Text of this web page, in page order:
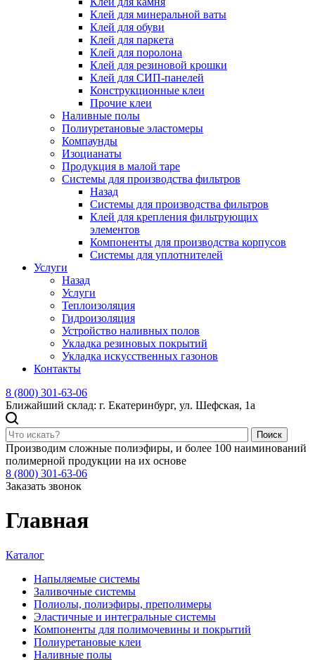
Клей для минеральной ваты
Клей для обуви
Клей для паркета
Клей для поролона
Клей для резиновой крошки
Клей для СИП-панелей
Конструкционные клеи
Прочие клеи
Наливные полы
Полиуретановые эластомеры
Компаунды
Изоцианаты
Продукция в малой таре
Системы для производства фильтров
Назад
Системы для производства фильтров
Клей для крепления фильтрующих
элементов
Компоненты для производства корпусов
Системы для уплотнителей
Услуги
Назад
Услуги
Теплоизоляция
Гидроизоляция
Устройство наливных полов
Укладка резиновых покрытий
Укладка искусственных газонов
Контакты
8 (800) 301-63-06
Ближайший склад: г. Екатеринбург, ул. Шефская, 1а
Поиск
Производим сложные полиэфиры, и более 100 наиминований
полимерной продукции на их основе
8 (800) 301-63-06
Заказать звонок
Главная
Каталог
Напыляемые системы
Заливочные системы
Полиолы, полиэфиры, преполимеры
Эластичные и интегральные системы
Компоненты для полимочевины и покрытий
Полиуретановые клеи
Наливные полы